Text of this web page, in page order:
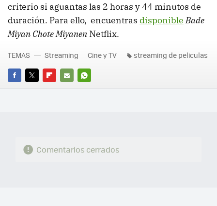
criterio si aguantas las 2 horas y 44 minutos de
duración. Para ello, encuentras disponible Bade
Miyan Chote Miyanen Netflix.
FACEBOOK
TWITTERFLIPBOARD
E-
WHATSAPP
TEMAS Streaming Cine y TV streaming de peliculas
Comentarios cerrados